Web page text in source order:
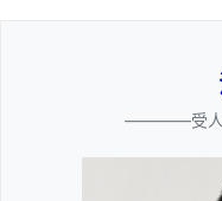
————受人